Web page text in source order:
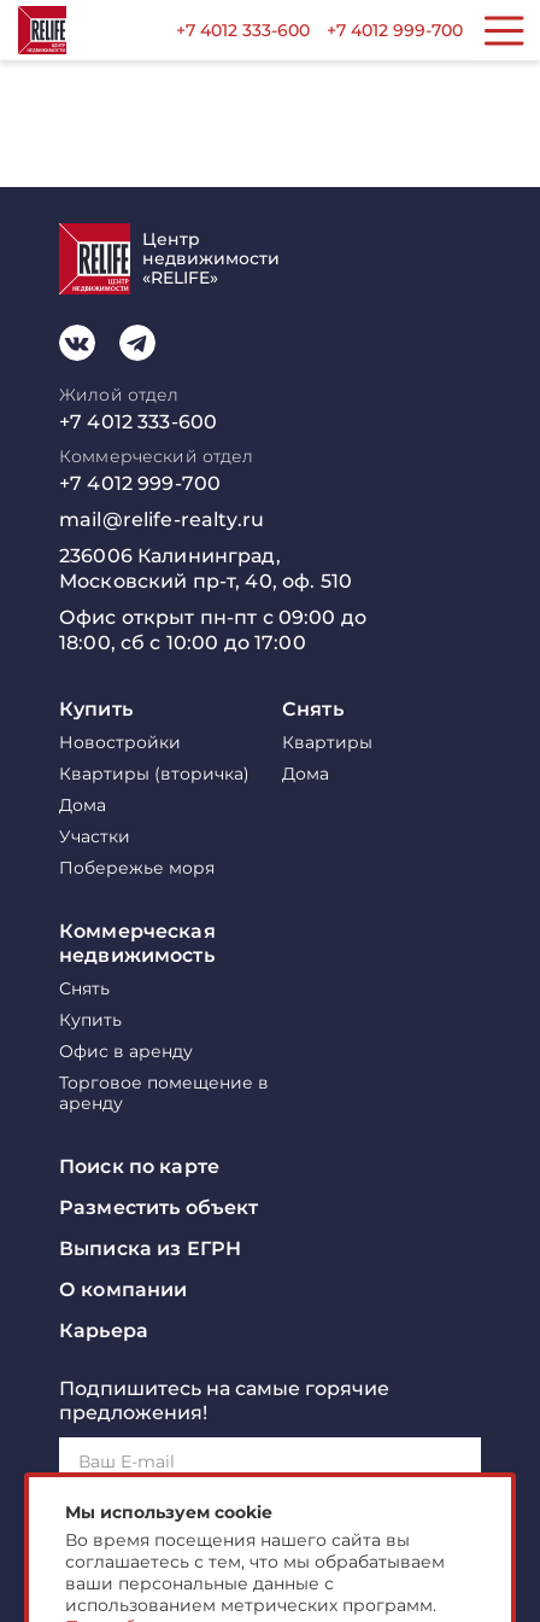
+7 4012 333-600 +7 4012 999-700
Центр
недвижимости
«RELIFE»
Жилой отдел
+7 4012 333-600
Коммерческий отдел
+7 4012 999-700
mail@relife-realty.ru
236006 Калининград,
Московский пр-т, 40, оф. 510
Офис открыт пн-пт с 09:00 до
18:00, сб с 10:00 до 17:00
Купить
Новостройки
Квартиры (вторичка)
Дома
Участки
Побережье моря
Снять
Квартиры
Дома
Коммерческая
недвижимость
Снять
Купить
Офис в аренду
Торговое помещение в
аренду
Поиск по карте
Разместить объект
Выписка из ЕГРН
О компании
Карьера
Подпишитесь на самые горячие
предложения!
Подписаться!
Я ознакомлен сполитикой конфиденциальности
согласен наобработку персональных данных
Мы используем cookie
Во время посещения нашего сайта вы
соглашаетесь с тем, что мы обрабатываем
ваши персональные данные с
использованием метрических программ.